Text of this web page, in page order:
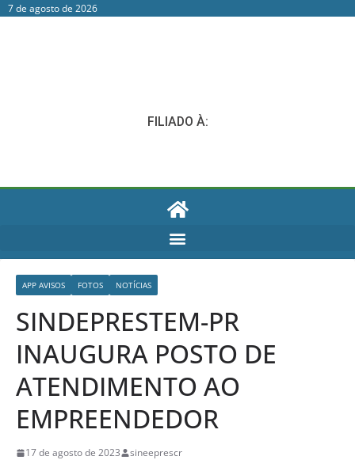
7 de agosto de 2026
FILIADO À:
APP AVISOS FOTOS NOTÍCIAS
SINDEPRESTEM-PR
INAUGURA POSTO DE
ATENDIMENTO AO
EMPREENDEDOR
17 de agosto de 2023 sineeprescr